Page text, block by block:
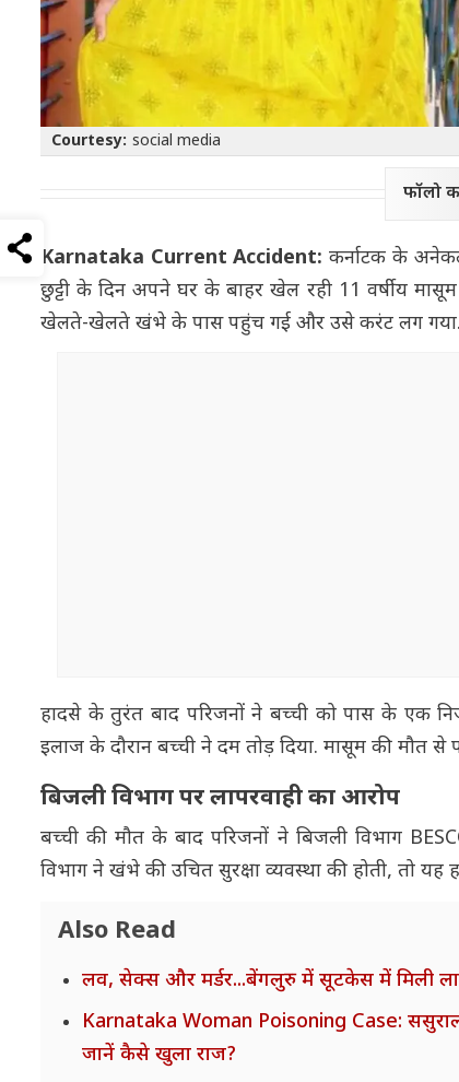
Courtesy: social media
फॉलो
Karnataka Current Accident:कर्नाटक के
छुट्टी के दिन अपने घर के बाहर खेल रही 11 वर्षीय
खेलते-खेलते खंभे के पास पहुंच गई और उसे करंट लग गया.
हादसे के तुरंत बाद परिजनों ने बच्ची को पास के एक
इलाज के दौरान बच्ची ने दम तोड़ दिया. मासूम की मौत से
बिजली विभाग पर लापरवाही का आरोप
बच्ची की मौत के बाद परिजनों ने बिजली विभाग
विभाग ने खंभे की उचित सुरक्षा व्यवस्था की होती, तो यह
Also Read
लव, सेक्स और मर्डर...बेंगलुरु में सूटकेस में मिली
Karnataka Woman Poisoning Case: ससुराल
जानें कैसे खुला राज?